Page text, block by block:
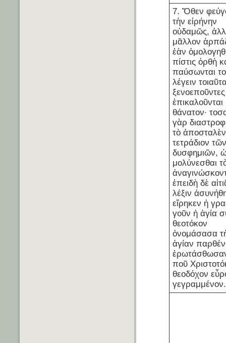
7. Ὅθεν
τὴν εἰρήνην
οὐδαμῶς,
μᾶλλον
ἐὰν
πίστις ὀρθὴ
παύσωνται
λέγειν
ξενοεποῦντες
ἐπικαλοῦνται
θάνατον·
γὰρ
τὸ ἀποσταλὲν
τετράδιον
δυσφημιῶν,
μολύνεσθαι
ἐπειδὴ δὲ
λέξιν
εἴρηκεν ἡ
γοῦν ἡ ἁγία
θεοτόκον
ὀνομάσασα
ἁγίαν
ποῦ
θεοδόχον
γεγραμμένον.